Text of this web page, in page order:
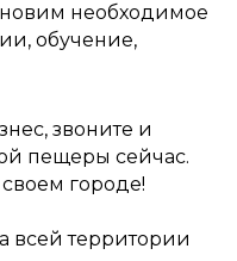
необходимое
обучение,
звоните и
пещеры сейчас.
городе!
всей территории